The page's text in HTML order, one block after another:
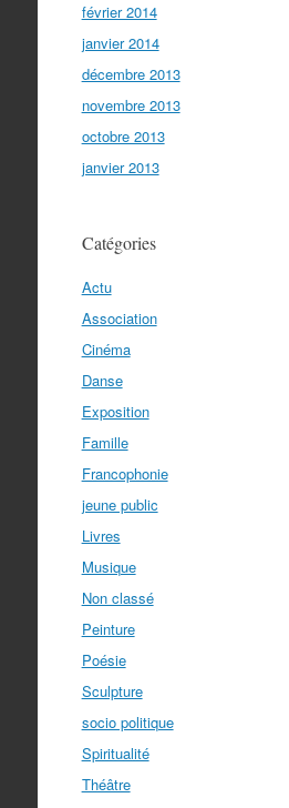
février 2014
janvier 2014
décembre 2013
novembre 2013
octobre 2013
janvier 2013
Catégories
Actu
Association
Cinéma
Danse
Exposition
Famille
Francophonie
jeune public
Livres
Musique
Non classé
Peinture
Poésie
Sculpture
socio politique
Spiritualité
Théâtre